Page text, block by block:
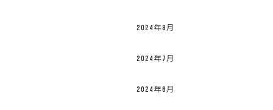
2024年8月
2024年7月
2024年6月